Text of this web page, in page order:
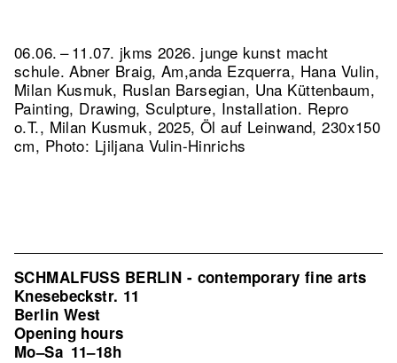
06.06. – 11.07. jkms 2026. junge kunst macht
schule. Abner Braig, Am,anda Ezquerra, Hana Vulin,
Milan Kusmuk, Ruslan Barsegian, Una Küttenbaum,
Painting, Drawing, Sculpture, Installation. Repro
o.T., Milan Kusmuk, 2025, Öl auf Leinwand, 230x150
cm, Photo: Ljiljana Vulin-Hinrichs
SCHMALFUSS BERLIN - contemporary fine arts
Knesebeckstr. 11
Berlin West
Opening hours
Mo–Sa 11–18h